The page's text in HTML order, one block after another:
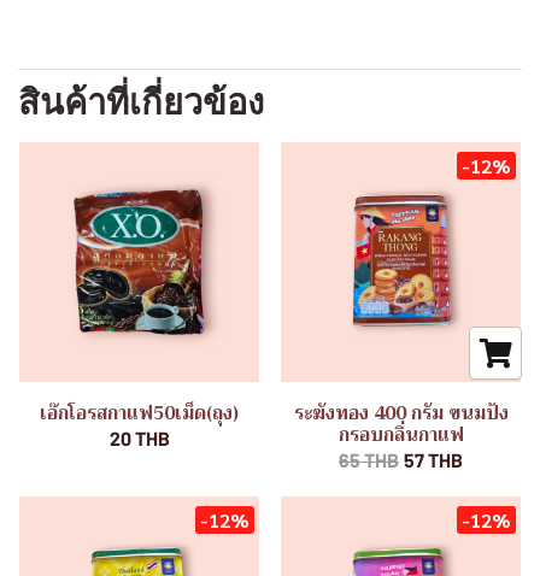
สินค้าที่เกี่ยวข้อง
เอ๊กโอรสกาแฟ50เม็ด(ถุง)
20 THB
-12%
ระฆังทอง 400 กรัม ขนมปัง
กรอบกลิ่นกาแฟ
65 THB 57 THB
-12% -12%